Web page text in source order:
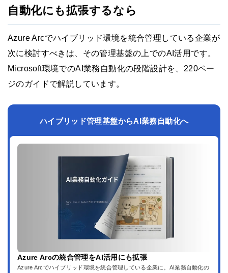
自動化にも拡張するなら
Azure Arcでハイブリッド環境を統合管理している企業が
次に検討すべきは、その管理基盤の上でのAI活用です。
Microsoft環境でのAI業務自動化の段階設計を、220ペー
ジのガイドで解説しています。
ハイブリッド管理基盤からAI業務自動化へ
Azure Arcの統合管理をAI活用にも拡張
Azure Arcでハイブリッド環境を統合管理している企業に。AI業務自動化の